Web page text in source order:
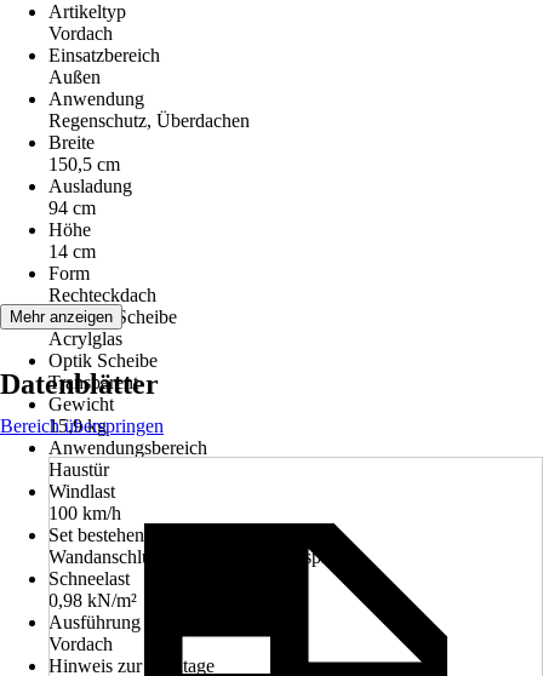
Artikeltyp
Vordach
Einsatzbereich
Außen
Anwendung
Regenschutz, Überdachen
Breite
150,5 cm
Ausladung
94 cm
Höhe
14 cm
Form
Rechteckdach
Material Scheibe
Acrylglas
Optik Scheibe
Transparent
Gewicht
15,9 kg
Anwendungsbereich
Haustür
Windlast
100 km/h
Set bestehend aus
Wandanschlussprofil, Bedachungsplatte
Schneelast
0,98 kN/m²
Ausführung
Vordach
Hinweis zur Montage
Mehr anzeigen
Datenblätter
Bereich überspringen